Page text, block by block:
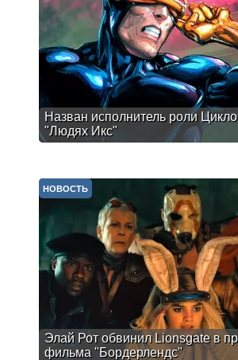
Назван исполнитель роли
"Людях Икс"
Элай Рот обвинил Lionsgate в
фильма "Бордерлендс"
НОВОСТЬ